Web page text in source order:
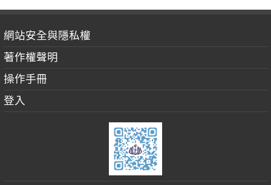
網站安全與隱私權
著作權聲明
操作手冊
登入